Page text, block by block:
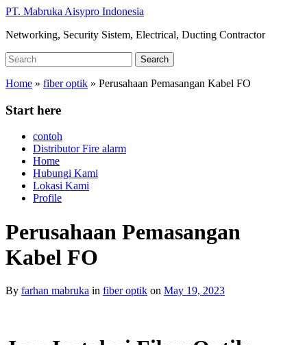
Skip
main
PT. Mabruka Aisypro Indonesia
Networking, Security Sistem, Electrical, Ducting Contractor
Search
for:
Search
Home » fiber optik » Perusahaan Pemasangan Kabel FO
Start here
contoh
Distributor Fire alarm
Home
Hubungi Kami
Lokasi Kami
Profile
Perusahaan Pemasangan
Kabel FO
By farhan mabruka in fiber optik on May 19, 2023